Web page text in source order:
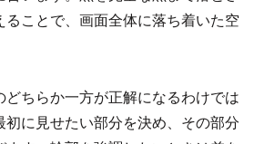
ることで、画面全体に落ち着いた空
どちらか一方が正解になるわけでは
初に見せたい部分を決め、その部分